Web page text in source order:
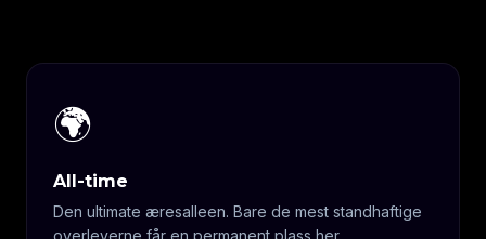
🌍
All-time
Den ultimate æresalleen. Bare de mest standhaftige
overleverne får en permanent plass her.